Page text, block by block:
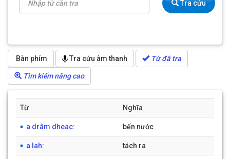
TRA CÂU TIẾNG HRÊ
TRA CÂU TIẾNG CO
HƯỚNG DẪN
BỘ GÕ
Tra cứu
Bàn phím Tra cứu âm thanh Từ đã tra
Tìm kiếm nâng cao
Từ Nghĩa
a drâm dheac: bến nước
a lah: tách ra